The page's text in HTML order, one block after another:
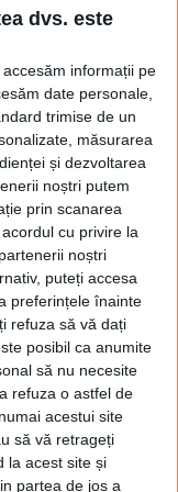
dvs. este
informații pe
date personale,
trimise de un
măsurarea
și dezvoltarea
noștri putem
prin scanarea
cu privire la
noștri
puteți accesa
preferințele înainte
refuza să vă dați
posibil ca anumite
să nu necesite
refuza o astfel de
acestui site
să vă retrageți
la acest site și
partea de jos a
discuțiilor
mărturisește în
comportament
.